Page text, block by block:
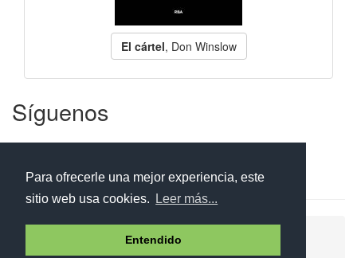
Para ofrecerle una mejor experiencia, este
sitio web usa cookies.
Leer más...
Entendido
El cártel, Don Winslow
Síguenos
Ayuda Aviso legal
Política de cookies
Política de privacidad